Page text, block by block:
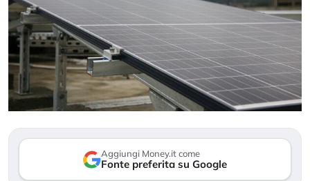
Aggiungi Money.it come
Fonte preferita su Google